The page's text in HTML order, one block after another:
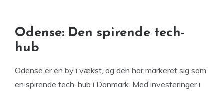
Odense: Den spirende tech-
hub
Odense er en by i vækst, og den har markeret sig som
en spirende tech-hub i Danmark. Med investeringer i